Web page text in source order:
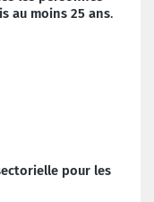
au moins 25 ans.
pour les